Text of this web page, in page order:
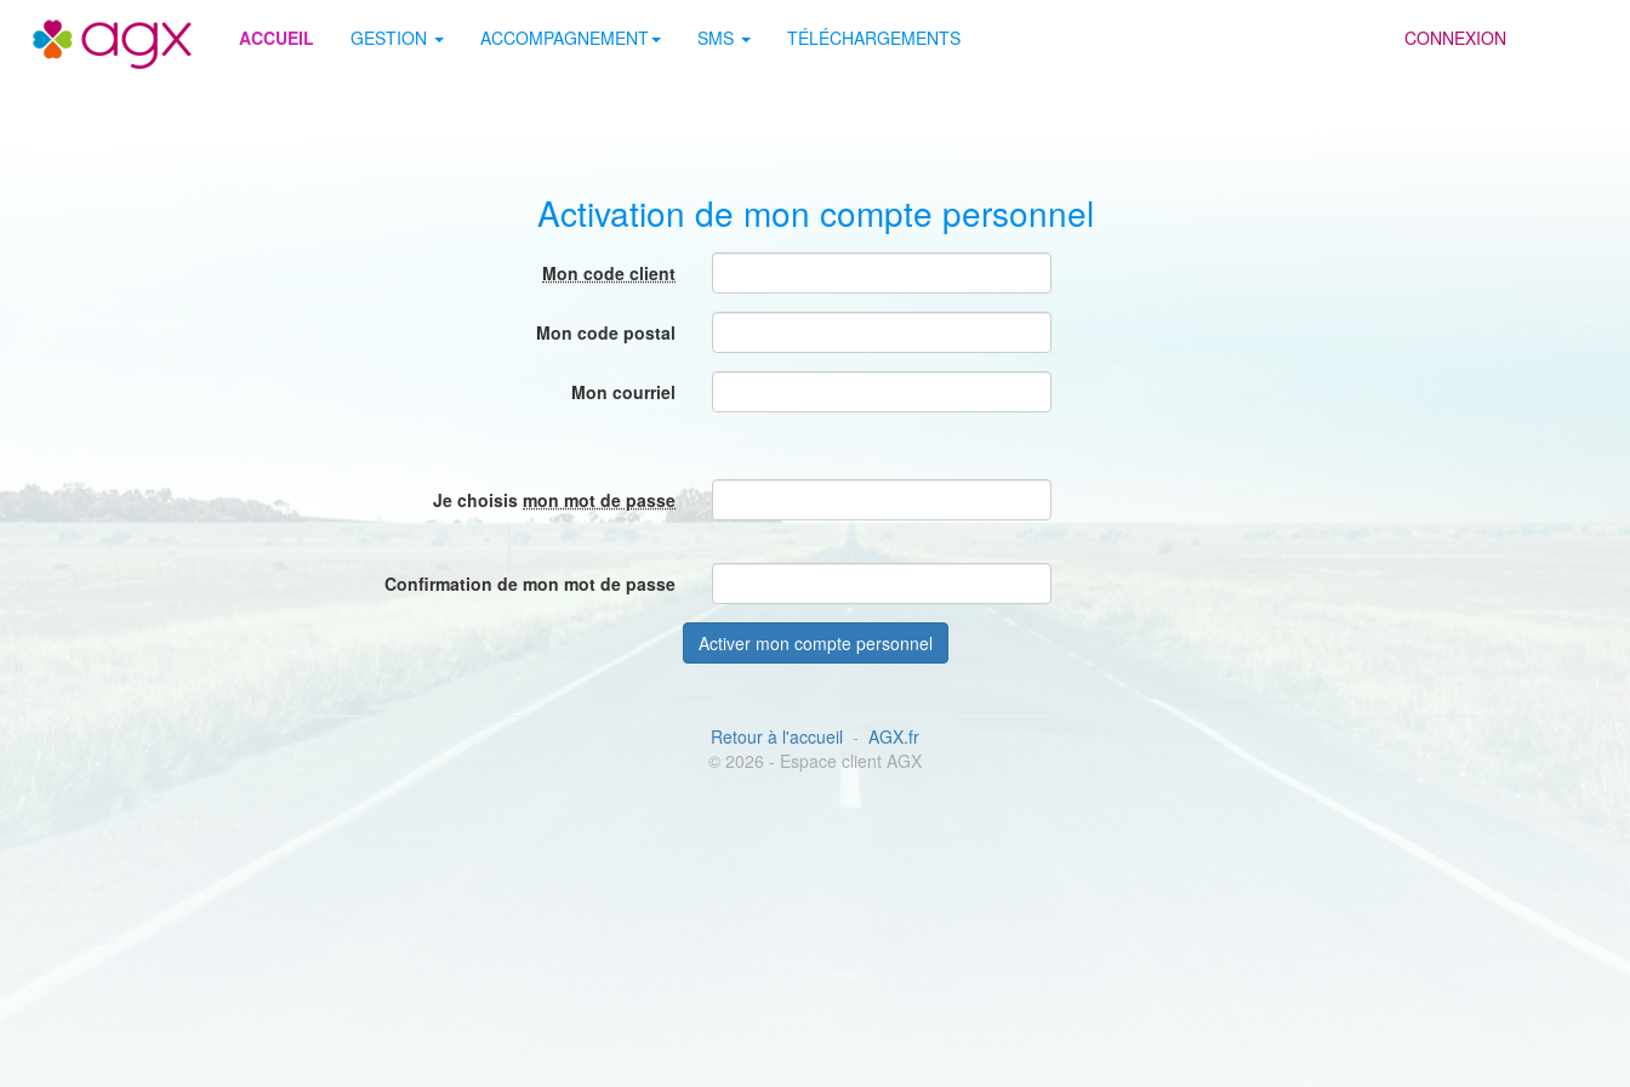
Site AGX ACCUEIL GESTION ACCOMPAGNEMENT SMS TÉLÉCHARGEMENTS CONNEXION
Activation de mon compte personnel
Mon code client
Mon code postal
Mon courriel
Je choisis mon mot de passe
Confirmation de mon mot de passe
Retour à l'accueil - AGX.fr
© 2026 - Espace client AGX